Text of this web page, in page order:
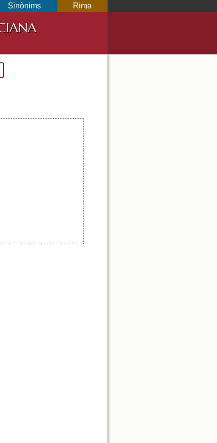
Sinònims Rima